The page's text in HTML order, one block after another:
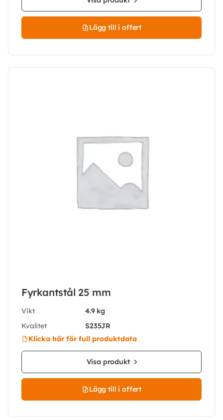
Lägg till i offert
Fyrkantstål 25 mm
Vikt
4.9 kg
Kvalitet
S235JR
Klicka här för full produktdata
Visa produkt
Lägg till i offert